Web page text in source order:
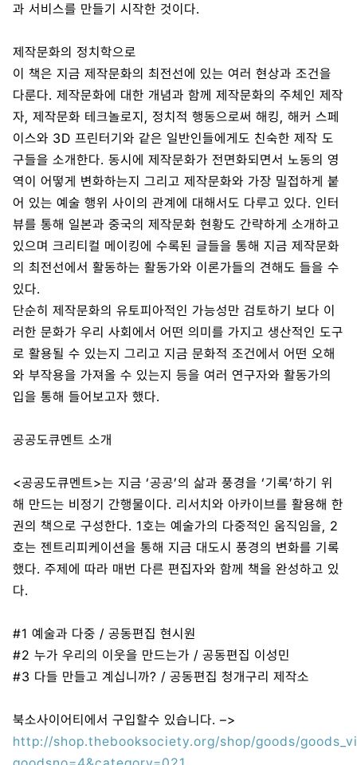
과 서비스를 만들기 시작한 것이다.
제작문화의 정치학으로
이 책은 지금 제작문화의 최전선에 있는 여러 현상과 조건을
다룬다. 제작문화에 대한 개념과 함께 제작문화의 주체인 제작
자, 제작문화 테크놀로지, 정치적 행동으로써 해킹, 해커 스페
이스와 3D 프린터기와 같은 일반인들에게도 친숙한 제작 도
구들을 소개한다. 동시에 제작문화가 전면화되면서 노동의 영
역이 어떻게 변화하는지 그리고 제작문화와 가장 밀접하게 붙
어 있는 예술 행위 사이의 관계에 대해서도 다루고 있다. 인터
뷰를 통해 일본과 중국의 제작문화 현황도 간략하게 소개하고
있으며 크리티컬 메이킹에 수록된 글들을 통해 지금 제작문화
의 최전선에서 활동하는 활동가와 이론가들의 견해도 들을 수
있다.
단순히 제작문화의 유토피아적인 가능성만 검토하기 보다 이
러한 문화가 우리 사회에서 어떤 의미를 가지고 생산적인 도구
로 활용될 수 있는지 그리고 지금 문화적 조건에서 어떤 오해
와 부작용을 가져올 수 있는지 등을 여러 연구자와 활동가의
입을 통해 들어보고자 했다.
공공도큐멘트 소개
<공공도큐멘트>는 지금 ‘공공’의 삶과 풍경을 ‘기록’하기 위
해 만드는 비정기 간행물이다. 리서치와 아카이브를 활용해 한
권의 책으로 구성한다. 1호는 예술가의 다중적인 움직임을, 2
호는 젠트리피케이션을 통해 지금 대도시 풍경의 변화를 기록
했다. 주제에 따라 매번 다른 편집자와 함께 책을 완성하고 있
다.
#1 예술과 다중 / 공동편집 현시원
#2 누가 우리의 이웃을 만드는가 / 공동편집 이성민
#3 다들 만들고 계십니까? / 공동편집 청개구리 제작소
북소사이어티에서 구입할수 있습니다. –>
http://shop.thebooksociety.org/shop/goods/